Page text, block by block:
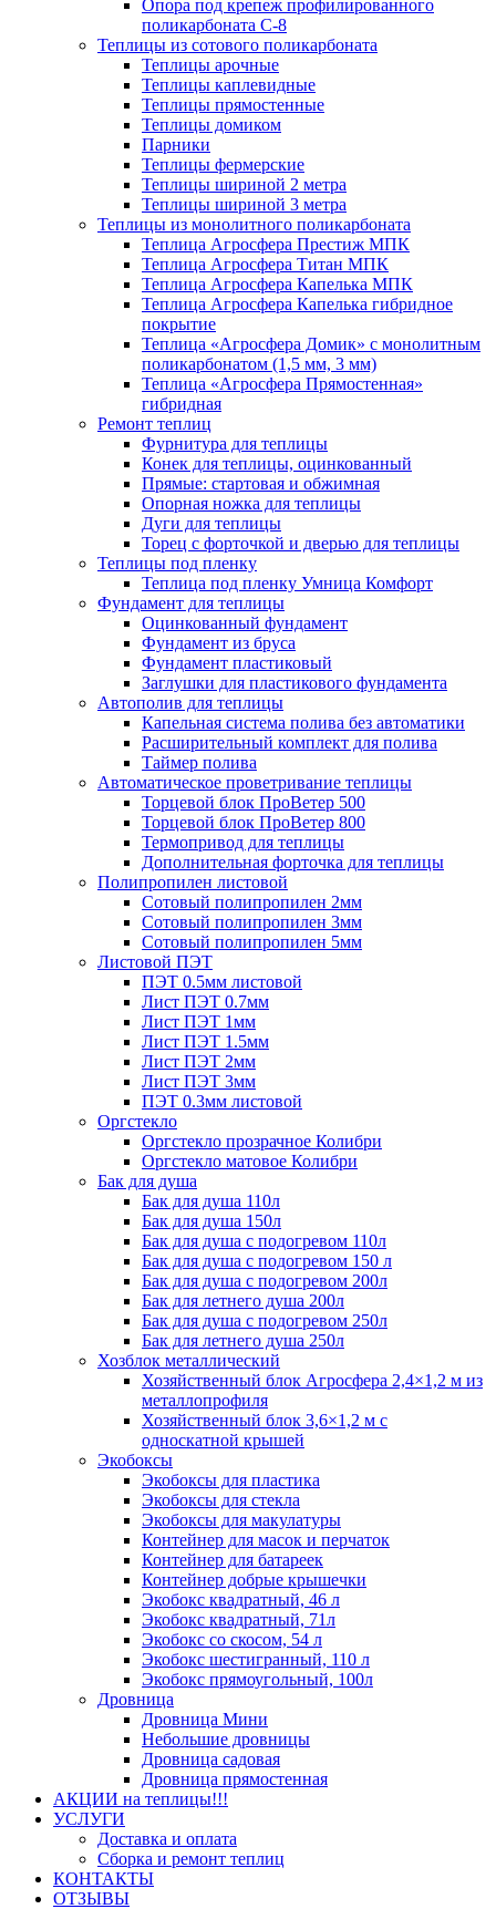
Опора под крепеж профилированного
поликарбоната С-8
Теплицы из сотового поликарбоната
Теплицы арочные
Теплицы каплевидные
Теплицы прямостенные
Теплицы домиком
Парники
Теплицы фермерские
Теплицы шириной 2 метра
Теплицы шириной 3 метра
Теплицы из монолитного поликарбоната
Теплица Агросфера Престиж МПК
Теплица Агросфера Титан МПК
Теплица Агросфера Капелька МПК
Теплица Агросфера Капелька гибридное
покрытие
Теплица «Агросфера Домик» с монолитным
поликарбонатом (1,5 мм, 3 мм)
Теплица «Агросфера Прямостенная»
гибридная
Ремонт теплиц
Фурнитура для теплицы
Конек для теплицы, оцинкованный
Прямые: стартовая и обжимная
Опорная ножка для теплицы
Дуги для теплицы
Торец с форточкой и дверью для теплицы
Теплицы под пленку
Теплица под пленку Умница Комфорт
Фундамент для теплицы
Оцинкованный фундамент
Фундамент из бруса
Фундамент пластиковый
Заглушки для пластикового фундамента
Автополив для теплицы
Капельная система полива без автоматики
Расширительный комплект для полива
Таймер полива
Автоматическое проветривание теплицы
Торцевой блок ПроВетер 500
Торцевой блок ПроВетер 800
Термопривод для теплицы
Дополнительная форточка для теплицы
Полипропилен листовой
Сотовый полипропилен 2мм
Сотовый полипропилен 3мм
Сотовый полипропилен 5мм
Листовой ПЭТ
ПЭТ 0.5мм листовой
Лист ПЭТ 0.7мм
Лист ПЭТ 1мм
Лист ПЭТ 1.5мм
Лист ПЭТ 2мм
Лист ПЭТ 3мм
ПЭТ 0.3мм листовой
Оргстекло
Оргстекло прозрачное Колибри
Оргстекло матовое Колибри
Бак для душа
Бак для душа 110л
Бак для душа 150л
Бак для душа с подогревом 110л
Бак для душа с подогревом 150 л
Бак для душа с подогревом 200л
Бак для летнего душа 200л
Бак для душа с подогревом 250л
Бак для летнего душа 250л
Хозблок металлический
Хозяйственный блок Агросфера 2,4×1,2 м из
металлопрофиля
Хозяйственный блок 3,6×1,2 м с
односкатной крышей
Экобоксы
Экобоксы для пластика
Экобоксы для стекла
Экобоксы для макулатуры
Контейнер для масок и перчаток
Контейнер для батареек
Контейнер добрые крышечки
Экобокс квадратный, 46 л
Экобокс квадратный, 71л
Экобокс со скосом, 54 л
Экобокс шестигранный, 110 л
Экобокс прямоугольный, 100л
Дровница
Дровница Мини
Небольшие дровницы
Дровница садовая
Дровница прямостенная
АКЦИИ на теплицы!!!
УСЛУГИ
Доставка и оплата
Сборка и ремонт теплиц
КОНТАКТЫ
ОТЗЫВЫ